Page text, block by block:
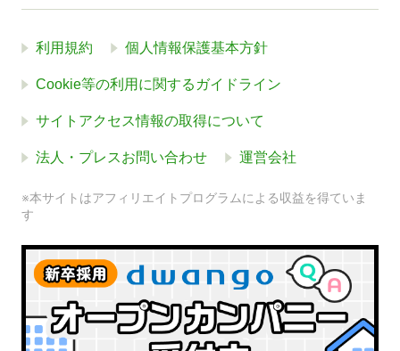
利用規約 個人情報保護基本方針
Cookie等の利用に関するガイドライン
サイトアクセス情報の取得について
法人・プレスお問い合わせ 運営会社
※本サイトはアフィリエイトプログラムによる収益を得ていま
す